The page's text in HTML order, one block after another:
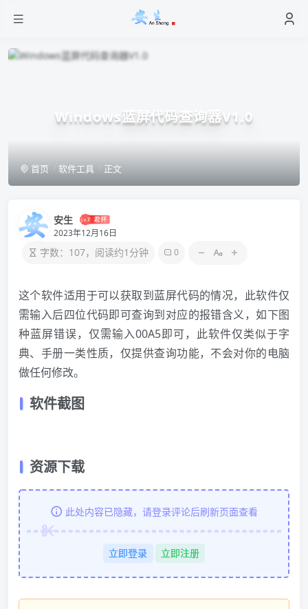
Windows蓝屏代码查询器V1.0
首页 软件工具 正文
安生
2023年12月16日
字数：107，阅读约1分钟 0
这个软件适用于可以获取到蓝屏代码的情况，此软件仅
需输入后四位代码即可查询到对应的报错含义，如下图
种蓝屏错误，仅需输入00A5即可，此软件仅类似于字
典、手册一类性质，仅提供查询功能，不会对你的电脑
做任何修改。
软件截图
资源下载
此处内容已隐藏，请登录评论后刷新页面查看
立即登录 立即注册